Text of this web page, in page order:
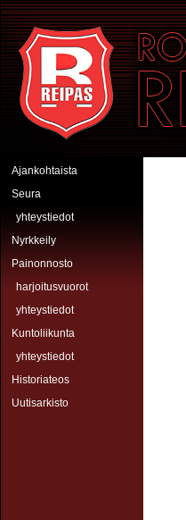
Hyppää pääsisältöön
Rovaniemen Reipas
Ajankohtaista
Seura
yhteystiedot
Nyrkkeily
Painonnosto
harjoitusvuorot
yhteystiedot
Kuntoliikunta
yhteystiedot
Historiateos
Uutisarkisto